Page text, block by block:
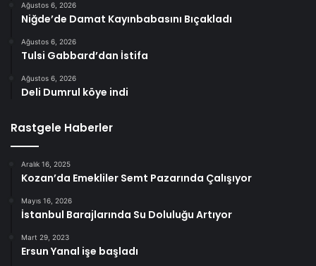
Ağustos 6, 2026
Niğde’de Damat Kayınbabasını Bıçakladı
Ağustos 6, 2026
Tulsi Gabbard’dan İstifa
Ağustos 6, 2026
Deli Dumrul köye indi
Rastgele Haberler
Aralık 16, 2025
Kozan’da Emekliler Semt Pazarında Çalışıyor
Mayıs 16, 2026
İstanbul Barajlarında Su Doluluğu Artıyor
Mart 29, 2023
Ersun Yanal işe başladı